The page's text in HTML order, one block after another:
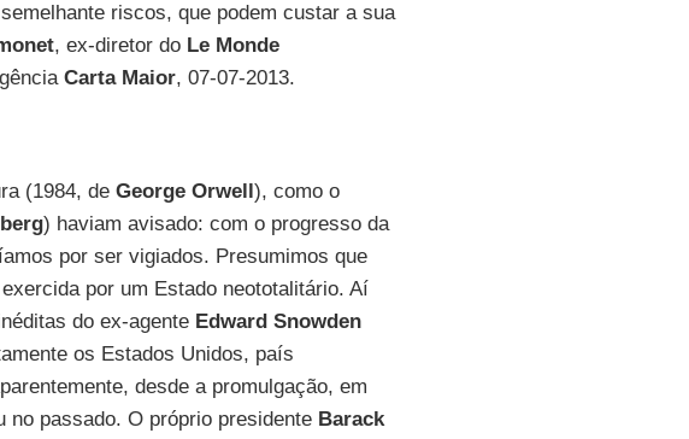
riscos, que podem custar a sua
, ex-diretor do Le Monde
Carta Maior, 07-07-2013.
(1984, de George Orwell), como o
) haviam avisado: com o progresso da
por ser vigiados. Presumimos que
por um Estado neototalitário. Aí
do ex-agente Edward Snowden
os Estados Unidos, país
desde a promulgação, em
passado. O próprio presidente Barack